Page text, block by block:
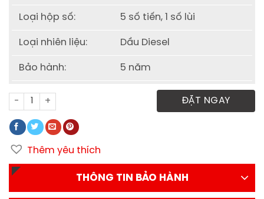
Loại hộp số: 5 số tiến, 1 số lùi
Loại nhiên liệu: Dầu Diesel
Bảo hành: 5 năm
Xe Tải JAC N500 5 tấn động cơ Đức thùng bạt số lượng
ĐẶT NGAY
Thêm yêu thích
THÔNG TIN BẢO HÀNH